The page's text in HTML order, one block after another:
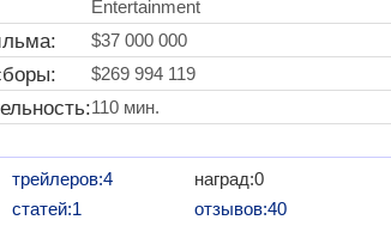
Entertainment
$37 000 000
$269 994 119
110 мин.
трейлеров:4
статей:1
наград:0
отзывов:40